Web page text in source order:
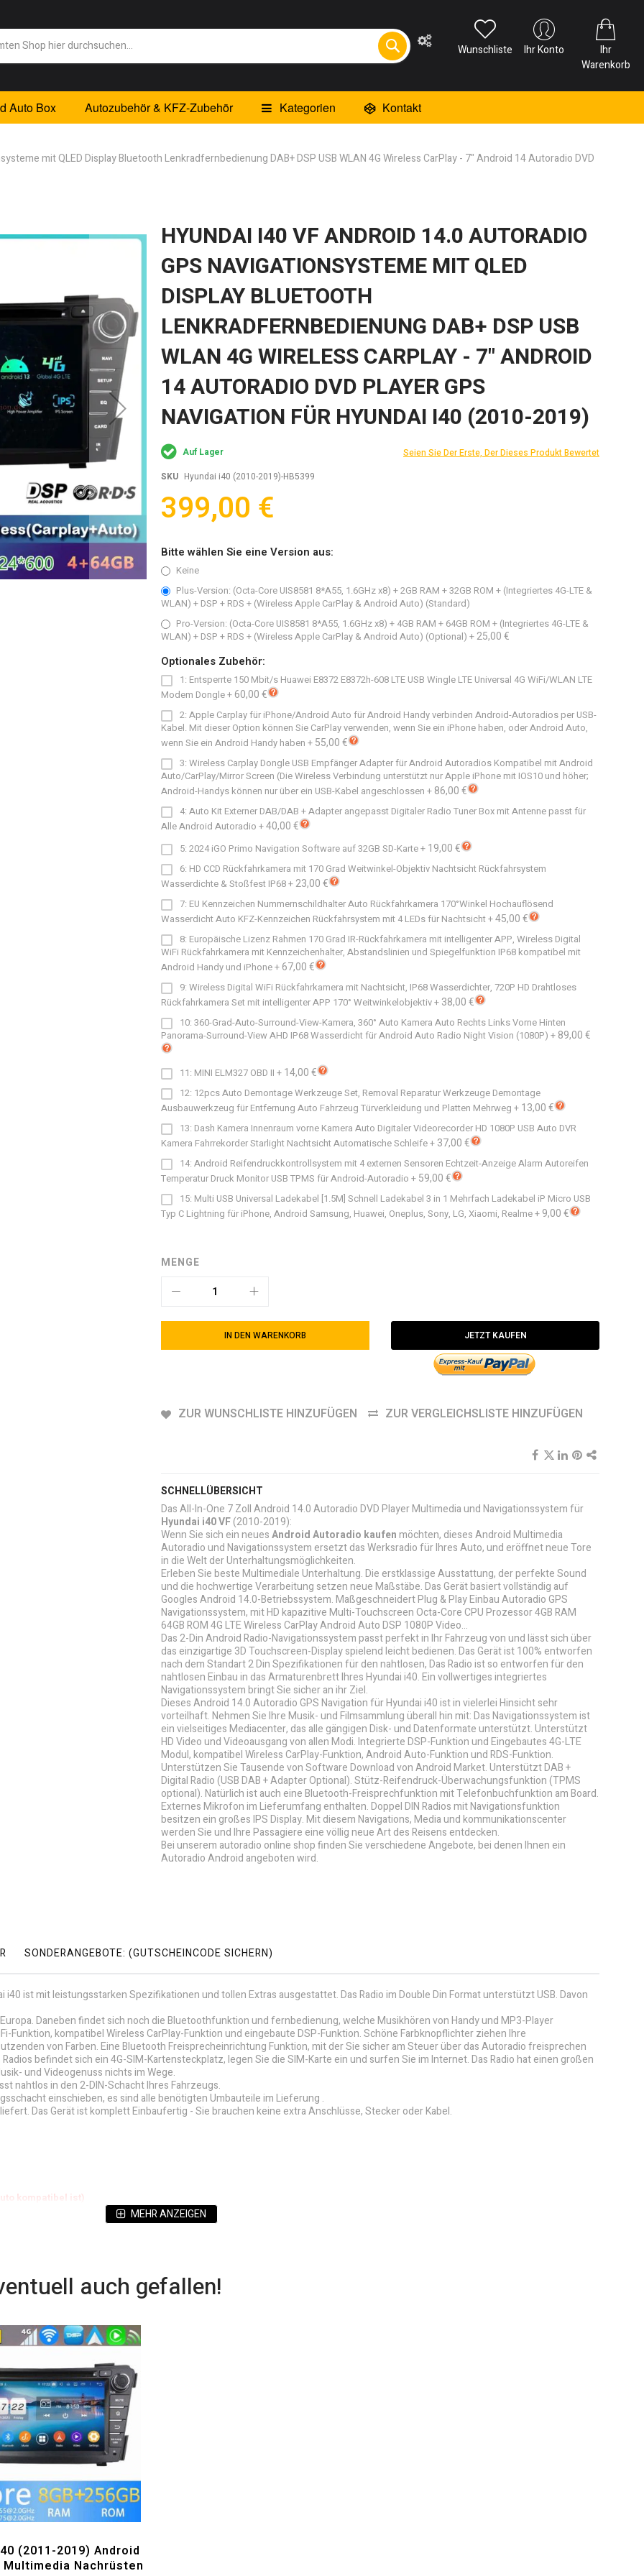
Wunschliste Ihr Konto
Ihr
Warenkorb
Auto Box Autozubehör & KFZ-Zubehör Kategorien Kontakt
mit QLED Display Bluetooth Lenkradfernbedienung DAB+ DSP USB WLAN 4G Wireless CarPlay - 7" Android 14 Autoradio DVD
HYUNDAI I40 VF ANDROID 14.0 AUTORADIO
GPS NAVIGATIONSYSTEME MIT QLED
DISPLAY BLUETOOTH
LENKRADFERNBEDIENUNG DAB+ DSP USB
WLAN 4G WIRELESS CARPLAY - 7" ANDROID
14 AUTORADIO DVD PLAYER GPS
NAVIGATION FÜR HYUNDAI I40 (2010-2019)
Seien Sie Der Erste, Der Dieses Produkt Bewertet
Auf Lager
SKU Hyundai i40 (2010-2019)-HB5399
399,00 €
Bitte wählen Sie eine Version aus:
Keine
Plus-Version: (Octa-Core UIS8581 8*A55, 1.6GHz x8) + 2GB RAM + 32GB ROM + (Integriertes 4G-LTE &
WLAN) + DSP + RDS + (Wireless Apple CarPlay & Android Auto) (Standard)
Pro-Version: (Octa-Core UIS8581 8*A55, 1.6GHz x8) + 4GB RAM + 64GB ROM + (Integriertes 4G-LTE &
WLAN) + DSP + RDS + (Wireless Apple CarPlay & Android Auto) (Optional) +25,00 €
Optionales Zubehör:
1: Entsperrte 150 Mbit/s Huawei E8372 E8372h-608 LTE USB Wingle LTE Universal 4G WiFi/WLAN LTE
Modem Dongle+60,00 €
2: Apple Carplay für iPhone/Android Auto für Android Handy verbinden Android-Autoradios per USB-
Kabel. Mit dieser Option können Sie CarPlay verwenden, wenn Sie ein iPhone haben, oder Android Auto,
wenn Sie ein Android Handy haben + 55,00 €
3: Wireless Carplay Dongle USB Empfänger Adapter für Android Autoradios Kompatibel mit Android
Auto/CarPlay/Mirror Screen (Die Wireless Verbindung unterstützt nur Apple iPhone mit IOS10 und höher;
Android-Handys können nur über ein USB-Kabel angeschlossen + 86,00 €
4: Auto Kit Externer DAB/DAB + Adapter angepasst Digitaler Radio Tuner Box mit Antenne passt für
Alle Android Autoradio +40,00 €
5: 2024 iGO Primo Navigation Software auf 32GB SD-Karte+ 19,00 €
6: HD CCD Rückfahrkamera mit 170 Grad Weitwinkel-Objektiv Nachtsicht Rückfahrsystem
Wasserdichte & Stoßfest IP68+23,00 €
7: EU Kennzeichen Nummernschildhalter Auto Rückfahrkamera 170°Winkel Hochauflösend
Wasserdicht Auto KFZ-Kennzeichen Rückfahrsystem mit 4 LEDs für Nachtsicht+45,00 €
8: Europäische Lizenz Rahmen 170 Grad IR-Rückfahrkamera mit intelligenter APP, Wireless Digital
WiFi Rückfahrkamera mit Kennzeichenhalter, Abstandslinien und Spiegelfunktion IP68 kompatibel mit
Android Handy und iPhone+67,00 €
9: Wireless Digital WiFi Rückfahrkamera mit Nachtsicht, IP68 Wasserdichter, 720P HD Drahtloses
Rückfahrkamera Set mit intelligenter APP 170° Weitwinkelobjektiv+ 38,00 €
10: 360-Grad-Auto-Surround-View-Kamera, 360° Auto Kamera Auto Rechts Links Vorne Hinten
Panorama-Surround-View AHD IP68 Wasserdicht für Android Auto Radio Night Vision (1080P) + 89,00 €
11: MINI ELM327 OBD II + 14,00 €
12: 12pcs Auto Demontage Werkzeuge Set, Removal Reparatur Werkzeuge Demontage
Ausbauwerkzeug für Entfernung Auto Fahrzeug Türverkleidung und Platten Mehrweg + 13,00 €
13: Dash Kamera Innenraum vorne Kamera Auto Digitaler Videorecorder HD 1080P USB Auto DVR
Kamera Fahrrekorder Starlight Nachtsicht Automatische Schleife+ 37,00 €
14: Android Reifendruckkontrollsystem mit 4 externen Sensoren Echtzeit-Anzeige Alarm Autoreifen
Temperatur Druck Monitor USB TPMS für Android-Autoradio + 59,00 €
15: Multi USB Universal Ladekabel [1.5M] Schnell Ladekabel 3 in 1 Mehrfach Ladekabel iP Micro USB
Typ C Lightning für iPhone, Android Samsung, Huawei, Oneplus, Sony, LG, Xiaomi, Realme+ 9,00 €
MENGE
IN DEN WARENKORB JETZT KAUFEN
ZUR WUNSCHLISTE HINZUFÜGEN ZUR VERGLEICHSLISTE HINZUFÜGEN
SCHNELLÜBERSICHT
Das All-In-One 7 Zoll Android 14.0 Autoradio DVD Player Multimedia und Navigationssystem für
Hyundai i40 VF(2010-2019):
Wenn Sie sich ein neuesAndroid Autoradio kaufenmöchten, dieses Android Multimedia
Autoradio und Navigationssystem ersetzt das Werksradio für Ihres Auto, und eröffnet neue Tore
in die Welt der Unterhaltungsmöglichkeiten.
Erleben Sie beste Multimediale Unterhaltung. Die erstklassige Ausstattung, der perfekte Sound
und die hochwertige Verarbeitung setzen neue Maßstäbe. Das Gerät basiert vollständig auf
Googles Android 14.0-Betriebssystem. Maßgeschneidert Plug & Play Einbau Autoradio GPS
Navigationssystem, mit HD kapazitive Multi-Touchscreen Octa-Core CPU Prozessor 4GB RAM
64GB ROM 4G LTE Wireless CarPlay Android Auto DSP 1080P Video...
Das 2-Din Android Radio-Navigationssystem passt perfekt in Ihr Fahrzeug von und lässt sich über
das einzigartige 3D Touchscreen-Display spielend leicht bedienen. Das Gerät ist 100% entworfen
nach dem Standart 2 Din Spezifikationen für den nahtlosen, Das Radio ist so entworfen für den
nahtlosen Einbau in das Armaturenbrett Ihres Hyundai i40. Ein vollwertiges integriertes
Navigationssystem bringt Sie sicher an ihr Ziel.
Dieses Android 14.0 Autoradio GPS Navigation für Hyundai i40 ist in vielerlei Hinsicht sehr
vorteilhaft. Nehmen Sie Ihre Musik- und Filmsammlung überall hin mit: Das Navigationssystem ist
ein vielseitiges Mediacenter, das alle gängigen Disk- und Datenformate unterstützt. Unterstützt
HD Video und Videoausgang von allen Modi. Integrierte DSP-Funktion und Eingebautes 4G-LTE
Modul, kompatibel Wireless CarPlay-Funktion, Android Auto-Funktion und RDS-Funktion.
Unterstützen Sie Tausende von Software Download von Android Market. Unterstützt DAB +
Digital Radio (USB DAB + Adapter Optional). Stütz-Reifendruck-Überwachungsfunktion (TPMS
optional). Natürlich ist auch eine Bluetooth-Freisprechfunktion mit Telefonbuchfunktion am Board.
Externes Mikrofon im Lieferumfang enthalten. Doppel DIN Radios mit Navigationsfunktion
besitzen ein großes IPS Display. Mit diesem Navigations, Media und kommunikationscenter
werden Sie und Ihre Passagiere eine völlig neue Art des Reisens entdecken.
Bei unserem autoradio online shop finden Sie verschiedene Angebote, bei denen Ihnen ein
Autoradio Android angeboten wird.
SONDERANGEBOTE: (GUTSCHEINCODE SICHERN)
i40 ist mit leistungsstarken Spezifikationen und tollen Extras ausgestattet. Das Radio im Double Din Format unterstützt USB. Davon
Daneben findet sich noch die Bluetoothfunktion und fernbedienung, welche Musikhören von Handy und MP3-Player
kompatibel Wireless CarPlay-Funktion und eingebaute DSP-Funktion. Schöne Farbknopflichter ziehen Ihre
von Farben. Eine Bluetooth Freisprecheinrichtung Funktion, mit der Sie sicher am Steuer über das Autoradio freisprechen
befindet sich ein 4G-SIM-Kartensteckplatz, legen Sie die SIM-Karte ein und surfen Sie im Internet. Das Radio hat einen großen
und Videogenuss nichts im Wege.
nahtlos in den 2-DIN-Schacht Ihres Fahrzeugs.
einschieben, es sind alle benötigten Umbauteile im Lieferung .
Das Gerät ist komplett Einbaufertig - Sie brauchen keine extra Anschlüsse, Stecker oder Kabel.
kompatibel ist)
mit natürlichen Farben und ohne Verzerrung.
fähigen Geräten
oder Computer
MEHR ANZEIGEN
auch gefallen!
(2011-2019) Android
Nachrüsten